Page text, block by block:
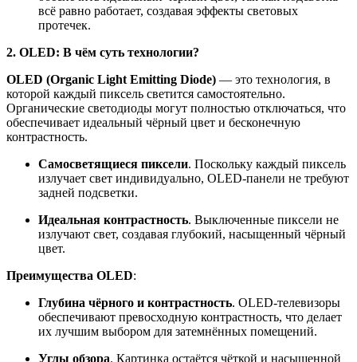
всё равно работает, создавая эффекты световых
протечек.
2. OLED: В чём суть технологии?
OLED (Organic Light Emitting Diode) — это технология, в
которой каждый пиксель светится самостоятельно.
Органические светодиоды могут полностью отключаться, что
обеспечивает идеальный чёрный цвет и бесконечную
контрастность.
Самосветящиеся пиксели. Поскольку каждый пиксель
излучает свет индивидуально, OLED-панели не требуют
задней подсветки.
Идеальная контрастность. Выключенные пиксели не
излучают свет, создавая глубокий, насыщенный чёрный
цвет.
Преимущества OLED:
Глубина чёрного и контрастность. OLED-телевизоры
обеспечивают превосходную контрастность, что делает
их лучшим выбором для затемнённых помещений.
Углы обзора. Картинка остаётся чёткой и насыщенной